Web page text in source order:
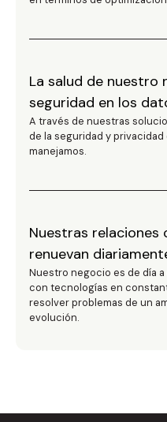
La salud de nuestro
seguridad en los
A través de nuestras
de la seguridad y
manejamos.
Nuestras relaciones
renuevan
Nuestro negocio es de día
con tecnologías en
resolver problemas de un
evolución.